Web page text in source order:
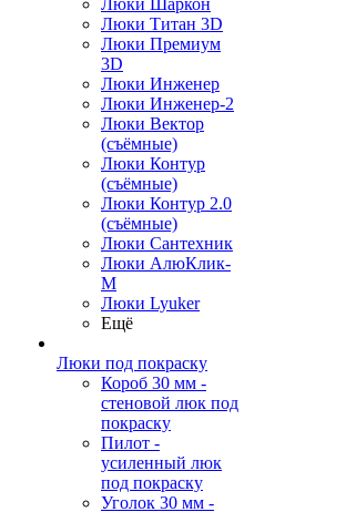
Люки Шаркон
Люки Титан 3D
Люки Премиум
3D
Люки Инженер
Люки Инженер-2
Люки Вектор
(съёмные)
Люки Контур
(съёмные)
Люки Контур 2.0
(съёмные)
Люки Сантехник
Люки АлюКлик-
М
Люки Lyuker
Ещё
Люки под покраску
Короб 30 мм -
стеновой люк под
покраску
Пилот -
усиленный люк
под покраску
Уголок 30 мм -